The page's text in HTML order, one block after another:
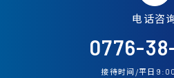
电话咨
0776-
接待时间/平日 9:00